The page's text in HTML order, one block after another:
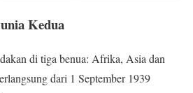
Kedua
di tiga benua: Afrika, Asia dan
dari 1 September 1939